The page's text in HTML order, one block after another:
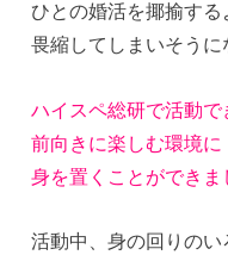
ひとの婚活を揶揄す
畏縮してしまいそうに
ハイスペ総研で活動で
前向きに楽しむ環境に
身を置くことができま
活動中、身の回りのい